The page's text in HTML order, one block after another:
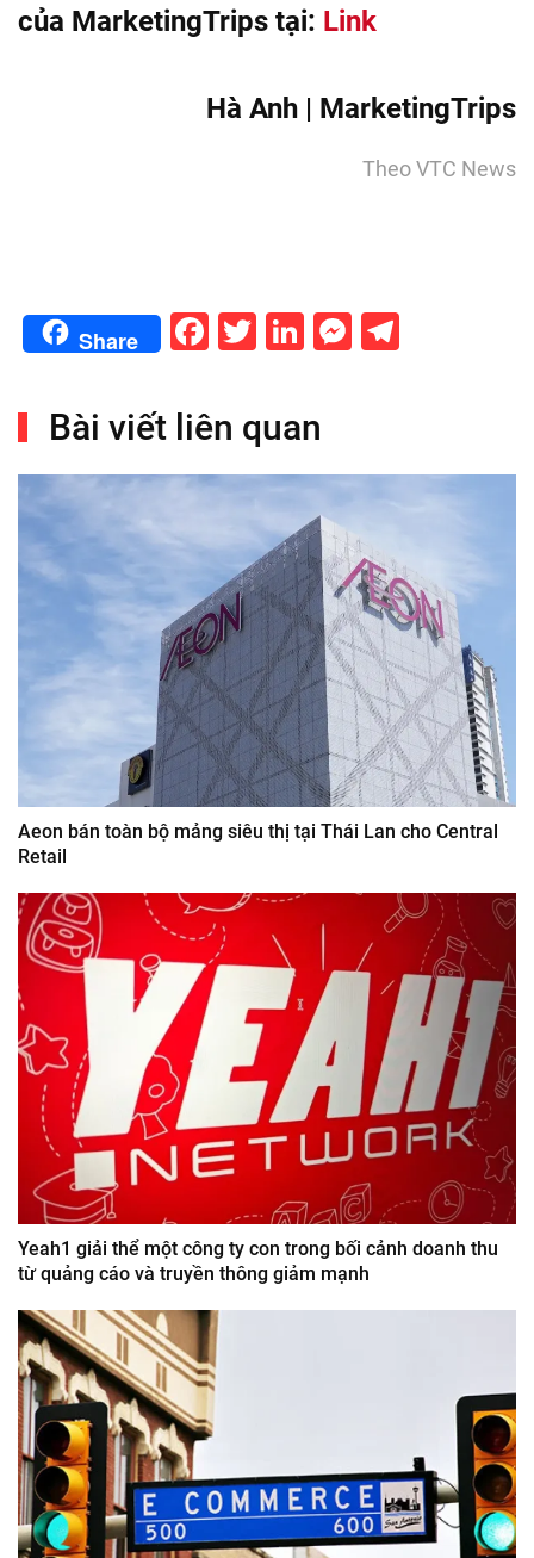
của MarketingTrips tại: Link
Hà Anh | MarketingTrips
Theo VTC News
Share Facebook
Twitter
LinkedIn
Bài viết liên quan
Aeon bán toàn bộ mảng siêu thị tại Thái Lan cho Central
Retail
Yeah1 giải thể một công ty con trong bối cảnh doanh thu
từ quảng cáo và truyền thông giảm mạnh